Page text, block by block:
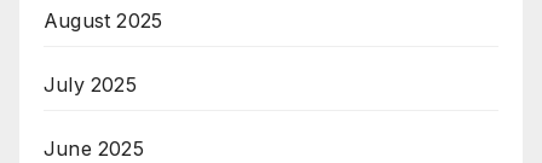
August 2025
July 2025
June 2025